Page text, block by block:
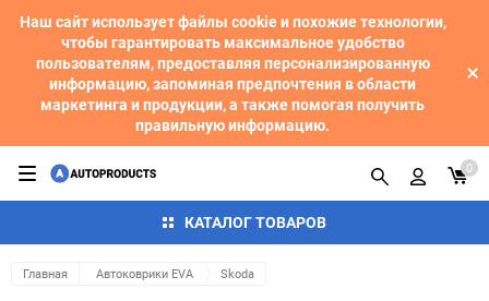
Наш сайт использует файлы cookie и похожие технологии,
чтобы гарантировать максимальное удобство
пользователям, предоставляя персонализированную
информацию, запоминая предпочтения в области
маркетинга и продукции, а также помогая получить
правильную информацию.
КАТАЛОГ ТОВАРОВ
0
Главная Автоковрики EVA Skoda